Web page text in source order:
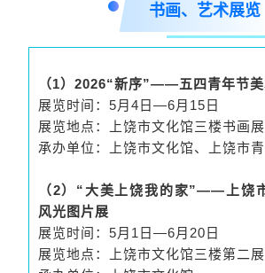
书画、艺术展览
（1）2026“新序”——五四青年节
展览时间：5月4日—6月15日
展览地点：上饶市文化馆三楼书画
承办单位：上饶市文化馆、上饶市
（2）“大美上饶我的家”——上饶
风光图片展
展览时间：5月1日—6月20日
展览地点：上饶市文化馆三楼第二